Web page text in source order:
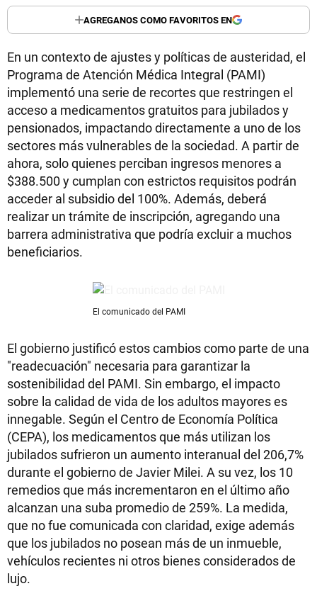
AGREGANOS COMO FAVORITOS EN
En un contexto de ajustes y políticas de austeridad, el
Programa de Atención Médica Integral (PAMI)
implementó una serie de recortes que restringen el
acceso a medicamentos gratuitos para jubilados y
pensionados, impactando directamente a uno de los
sectores más vulnerables de la sociedad. A partir de
ahora, solo quienes perciban ingresos menores a
$388.500 y cumplan con estrictos requisitos podrán
acceder al subsidio del 100%. Además, deberá
realizar un trámite de inscripción, agregando una
barrera administrativa que podría excluir a muchos
beneficiarios.
El comunicado del PAMI
El gobierno justificó estos cambios como parte de una
"readecuación" necesaria para garantizar la
sostenibilidad del PAMI. Sin embargo, el impacto
sobre la calidad de vida de los adultos mayores es
innegable. Según el Centro de Economía Política
(CEPA), los medicamentos que más utilizan los
jubilados sufrieron un aumento interanual del 206,7%
durante el gobierno de Javier Milei. A su vez, los 10
remedios que más incrementaron en el último año
alcanzan una suba promedio de 259%. La medida,
que no fue comunicada con claridad, exige además
que los jubilados no posean más de un inmueble,
vehículos recientes ni otros bienes considerados de
lujo.